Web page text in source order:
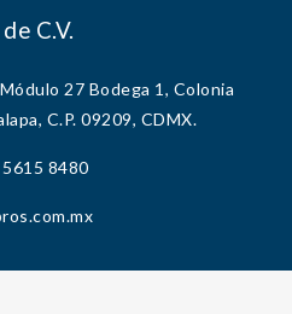
C.V.
27 Bodega 1, Colonia
C.P. 09209, CDMX.
8480